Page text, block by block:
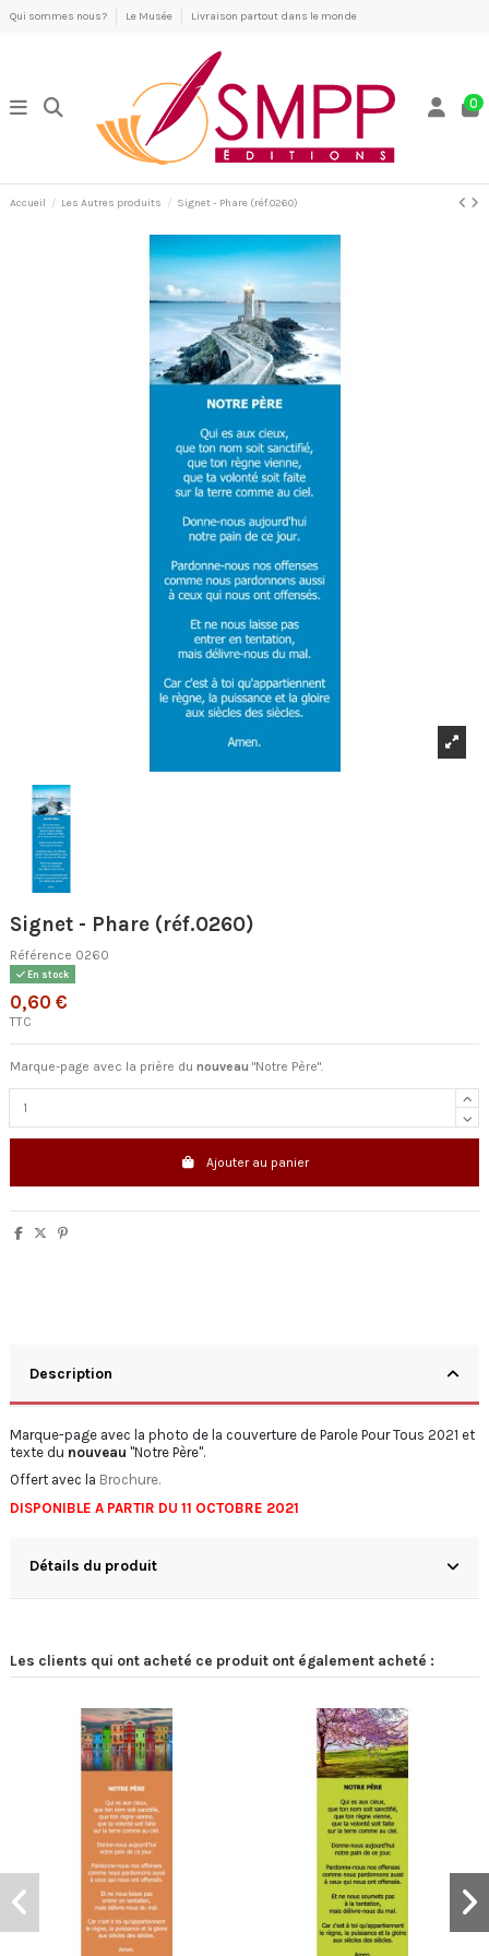
Qui sommes nous? Le Musée Livraison partout dans le monde
0
Accueil Les Autres produits Signet - Phare (réf.0260)
Signet - Phare (réf.0260)
Référence 0260
En stock
0,60 €
TTC
Marque-page avec la prière du nouveau "Notre Père".
Ajouter au panier
Description
Marque-page avec la photo de la couverture de Parole Pour Tous 2021 et
texte du nouveau "Notre Père".
Offert avec la Brochure.
DISPONIBLE A PARTIR DU 11 OCTOBRE 2021
Détails du produit
Les clients qui ont acheté ce produit ont également acheté :